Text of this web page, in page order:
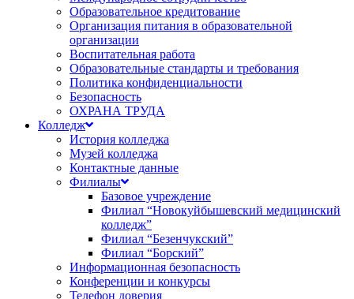
Образовательное кредитование
Организация питания в образовательной
организации
Воспитательная работа
Образовательные стандарты и требования
Политика конфиденциальности
Безопасность
ОХРАНА ТРУДА
Колледж
История колледжа
Музей колледжа
Контактные данные
Филиалы
Базовое учреждение
Филиал “Новокуйбышевский медицинский
колледж”
Филиал “Безенчукский”
Филиал “Борский”
Информационная безопасность
Конференции и конкурсы
Телефон доверия